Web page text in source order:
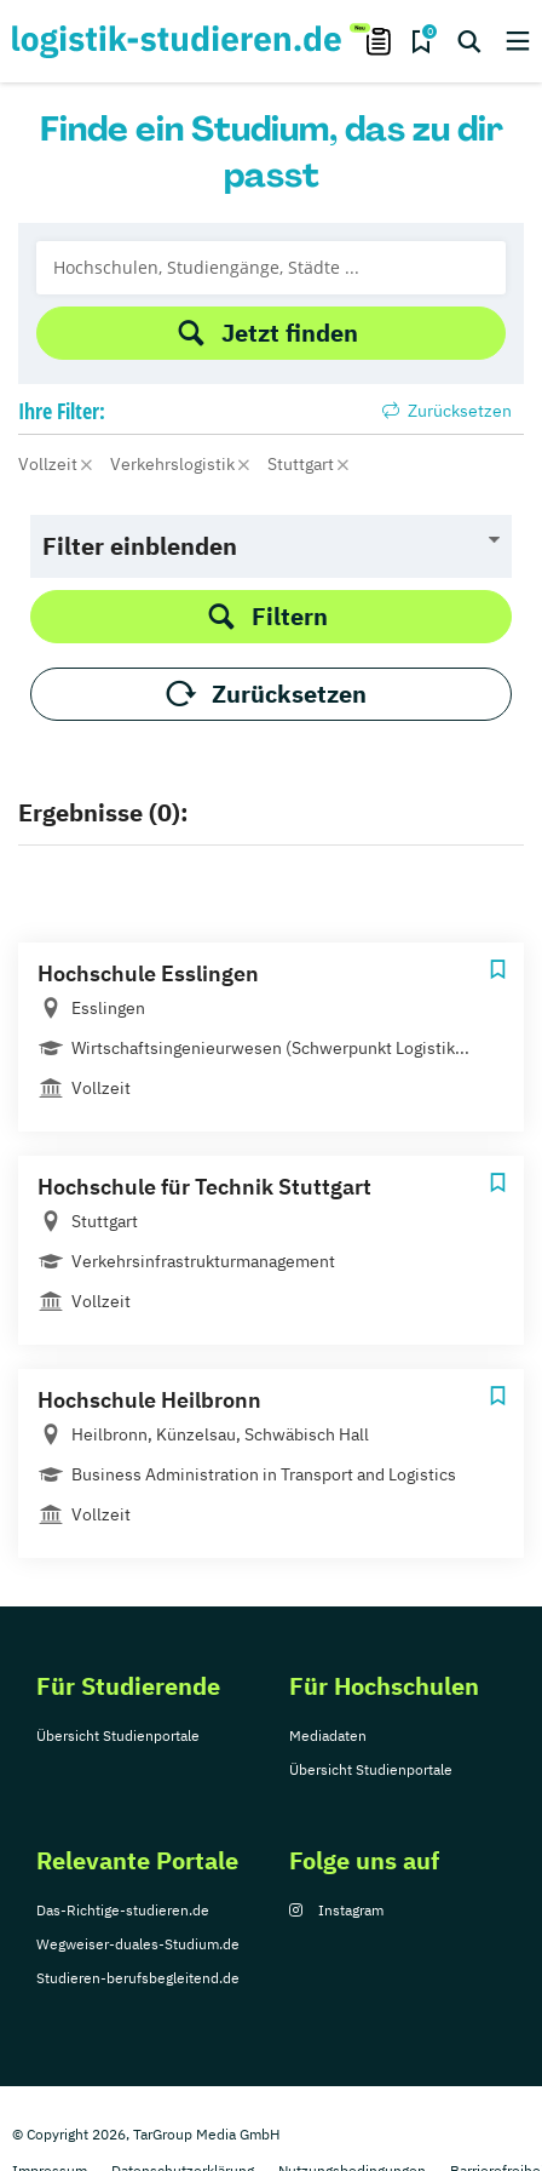
0
Finde ein Studium, das zu dir
passt
Jetzt finden
Ihre Filter: Zurücksetzen
Vollzeit Verkehrslogistik Stuttgart
Filter einblenden
Filtern
Zurücksetzen
Ergebnisse (0):
Hochschule Esslingen
Esslingen
Wirtschaftsingenieurwesen (Schwerpunkt Logistik...
Vollzeit
Hochschule für Technik Stuttgart
Stuttgart
Verkehrsinfrastrukturmanagement
Vollzeit
Hochschule Heilbronn
Heilbronn, Künzelsau, Schwäbisch Hall
Business Administration in Transport and Logistics
Vollzeit
Für Studierende
Übersicht Studienportale
Für Hochschulen
Mediadaten
Übersicht Studienportale
Relevante Portale
Das-Richtige-studieren.de
Wegweiser-duales-Studium.de
Studieren-berufsbegleitend.de
Folge uns auf
Instagram
© Copyright 2026, TarGroup Media GmbH